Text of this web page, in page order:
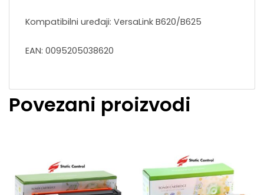
Kompatibilni uređaji: VersaLink B620/B625
EAN: 0095205038620
Povezani proizvodi